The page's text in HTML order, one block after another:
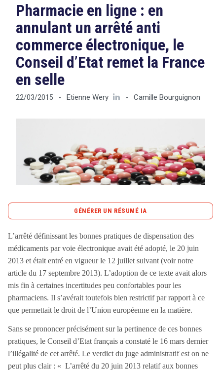
Tout sur le RGPD
Tout sur le droit de l'innovation
CONTACT
Pharmacie en ligne : en
annulant un arrêté anti
commerce électronique, le
Conseil d’Etat remet la France
en selle
22/03/2015 - Etienne Wery - Camille Bourguignon
GÉNÉRER UN RÉSUMÉ IA
L’annulation par le Conseil d’État, le 16 mars dernier, de
l’arrêté du 20 juin 2013 concernant les bonnes pratiques
de dispensation des médicaments par voie électronique
marque un tournant dans le secteur pharmaceutique.
Cet arrêté, jugé illégal, avait imposé des règles
restrictives aux pharmaciens, allant à l’encontre des
telles que la soumission d’un questionnaire par le patient
avant toute commande et interdisait des pratiques de
commerce en ligne courantes, comme le référencement
payant. Malgré les critiques et les recours qui s’étaient
L’arrêté définissant les bonnes pratiques de dispensation des
médicaments par voie électronique avait été adopté, le 20 juin
2013 et était entré en vigueur le 12 juillet suivant (voir notre
article du 17 septembre 2013). L’adoption de ce texte avait alors
mis fin à certaines incertitudes peu confortables pour les
pharmaciens. Il s’avérait toutefois bien restrictif par rapport à ce
que permettait le droit de l’Union européenne en la matière.
Sans se prononcer précisément sur la pertinence de ces bonnes
pratiques, le Conseil d’Etat français a constaté le 16 mars dernier
l’illégalité de cet arrêté. Le verdict du juge administratif est on ne
peut plus clair : « L’arrêté du 20 juin 2013 relatif aux bonnes